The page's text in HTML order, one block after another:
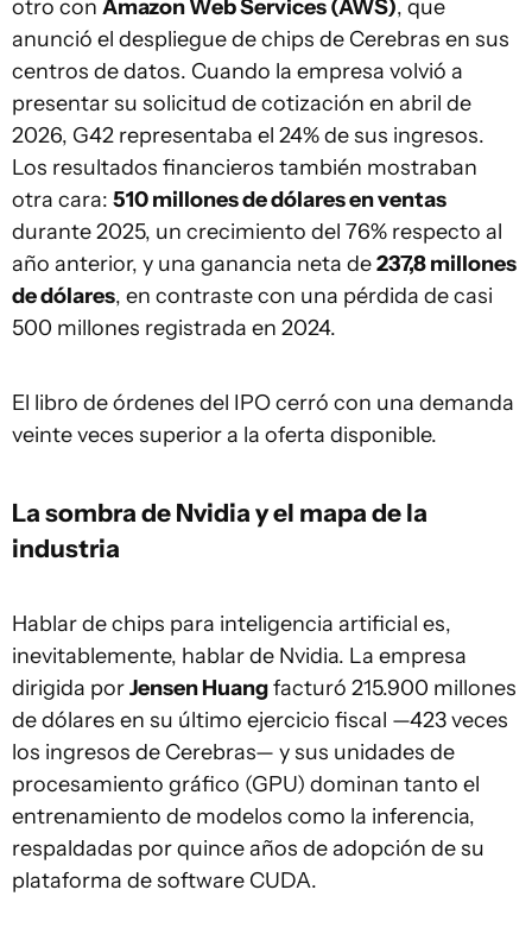
otro con Amazon Web Services (AWS), que
anunció el despliegue de chips de Cerebras en sus
centros de datos. Cuando la empresa volvió a
presentar su solicitud de cotización en abril de
2026, G42 representaba el 24% de sus ingresos.
Los resultados financieros también mostraban
otra cara: 510 millones de dólares en ventas
durante 2025, un crecimiento del 76% respecto al
año anterior, y una ganancia neta de237,8 millones
de dólares, en contraste con una pérdida de casi
500 millones registrada en 2024.
El libro de órdenes del IPO cerró con una demanda
veinte veces superior a la oferta disponible.
La sombra de Nvidia y el mapa de la
industria
Hablar de chips para inteligencia artificial es,
inevitablemente, hablar de Nvidia. La empresa
dirigida porJensen Huangfacturó 215.900 millones
de dólares en su último ejercicio fiscal —423 veces
los ingresos de Cerebras— y sus unidades de
procesamiento gráfico (GPU) dominan tanto el
entrenamiento de modelos como la inferencia,
respaldadas por quince años de adopción de su
plataforma de software CUDA.